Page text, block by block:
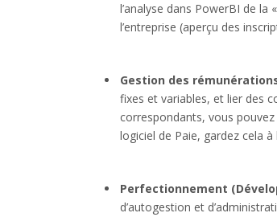
l’analyse dans PowerBI de
l’entreprise (aperçu des
Gestion des
fixes et variables, et lier des
correspondants, vous
logiciel de Paie, gardez cela à
Perfectionnement
d’autogestion et